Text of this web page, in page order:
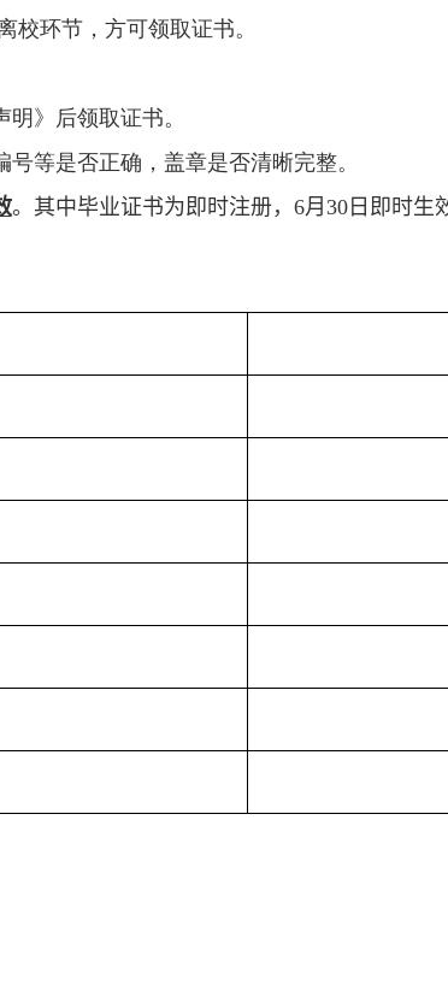
校环节，方可领取证书。
》后领取证书。
等是否正确，盖章是否清晰完整。
。其中毕业证书为即时注册， 6月 30日即时生